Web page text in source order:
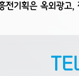
전기획은 옥외광고